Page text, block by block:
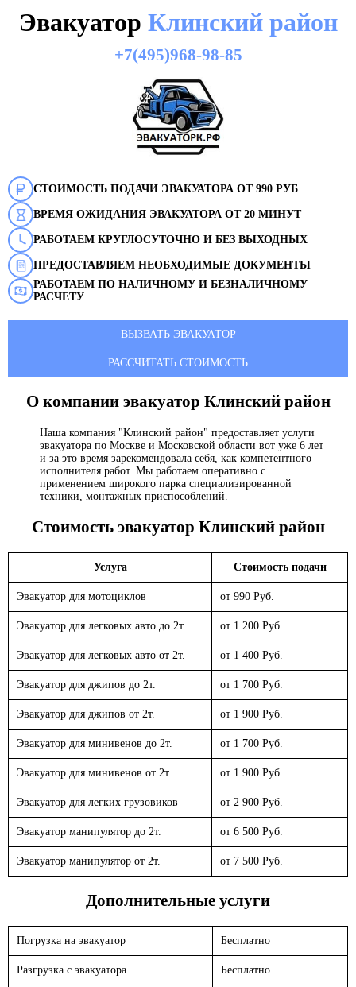
Эвакуатор Клинский район
+7(495)968-98-85
СТОИМОСТЬ ПОДАЧИ ЭВАКУАТОРА ОТ 990 РУБ
ВРЕМЯ ОЖИДАНИЯ ЭВАКУАТОРА ОТ 20 МИНУТ
РАБОТАЕМ КРУГЛОСУТОЧНО И БЕЗ ВЫХОДНЫХ
ПРЕДОСТАВЛЯЕМ НЕОБХОДИМЫЕ ДОКУМЕНТЫ
РАБОТАЕМ ПО НАЛИЧНОМУ И БЕЗНАЛИЧНОМУ
РАСЧЕТУ
ВЫЗВАТЬ ЭВАКУАТОР
РАССЧИТАТЬ СТОИМОСТЬ
О компании эвакуатор Клинский район
Наша компания "Клинский район" предоставляет услуги
эвакуатора по Москве и Московской области вот уже 6 лет
и за это время зарекомендовала себя, как компетентного
исполнителя работ. Мы работаем оперативно с
применением широкого парка специализированной
техники, монтажных приспособлений.
Стоимость эвакуатор Клинский район
Услуга Стоимость подачи
Эвакуатор для мотоциклов от 990 Руб.
Эвакуатор для легковых авто до 2т. от 1 200 Руб.
Эвакуатор для легковых авто от 2т. от 1 400 Руб.
Эвакуатор для джипов до 2т. от 1 700 Руб.
Эвакуатор для джипов от 2т. от 1 900 Руб.
Эвакуатор для минивенов до 2т. от 1 700 Руб.
Эвакуатор для минивенов от 2т. от 1 900 Руб.
Эвакуатор для легких грузовиков от 2 900 Руб.
Эвакуатор манипулятор до 2т. от 6 500 Руб.
Эвакуатор манипулятор от 2т. от 7 500 Руб.
Дополнительные услуги
Погрузка на эвакуатор Бесплатно
Разгрузка с эвакуатора Бесплатно